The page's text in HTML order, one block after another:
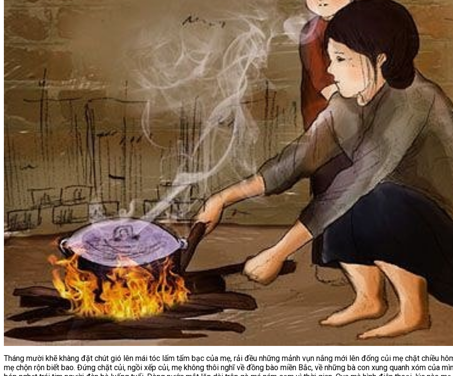
Tháng mười khẽ khàng đặt chút gió lên mái tóc lấm tấm bạc của mẹ, rải đều những mảnh vụn nắng mới lên đống củi mẹ chặt chiều
mẹ chộn rộn biết bao. Đứng chặt củi, ngồi xếp củi, mẹ không thôi nghĩ về đồng bào miền Bắc, về những bà con xung quanh xóm của